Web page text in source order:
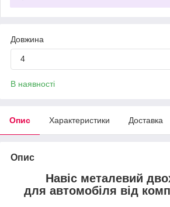
Довжина
4
В наявності
Опис Характеристики Доставка
Опис
Навіс металевий
для автомобіля від